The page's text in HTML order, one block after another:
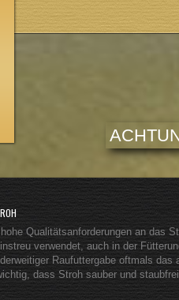
Qualitätsanforderungen an das
verwendet, auch in der
Raufuttergabe oftmals
dass Stroh sauber und